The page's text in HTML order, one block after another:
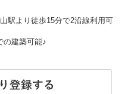
駅より徒歩15分で2沿線利用可
の建築可能♪